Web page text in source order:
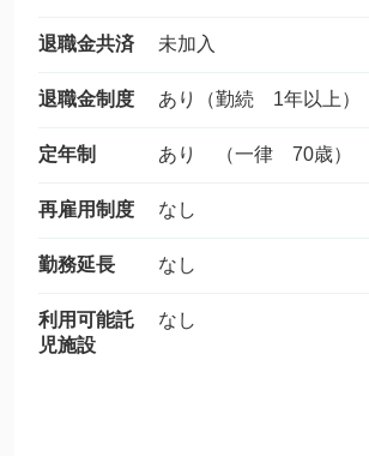
退職金共済 未加入
退職金制度 あり（勤続 1年以上）
定年制 あり （一律 70歳）
再雇用制度 なし
勤務延長 なし
利用可能託
児施設
なし